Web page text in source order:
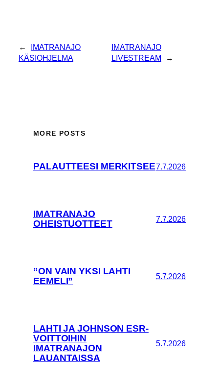
←
IMATRANAJO
KÄSIOHJELMA
IMATRANAJO
LIVESTREAM
→
MORE POSTS
PALAUTTEESI MERKITSEE7.7.2026
IMATRANAJO
OHEISTUOTTEET
7.7.2026
”ON VAIN YKSI LAHTI
EEMELI”
5.7.2026
LAHTI JA JOHNSON ESR-
VOITTOIHIN
IMATRANAJON
LAUANTAISSA
5.7.2026